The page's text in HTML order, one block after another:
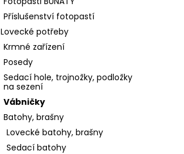
Příslušenství fotopastí
Lovecké potřeby
Krmné zařízení
Posedy
Sedací hole, trojnožky, podložky
na sezení
Vábničky
Batohy, brašny
Lovecké batohy, brašny
Sedací batohy